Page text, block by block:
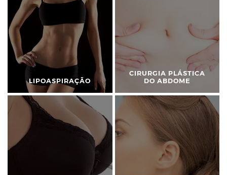
LIPOASPIRAÇÃO
CIRURGIA PLÁSTICA
DO ABDOME